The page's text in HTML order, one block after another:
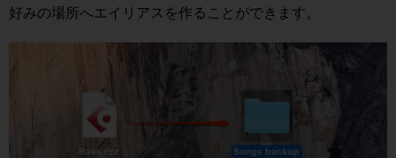
好みの場所へエイリアスを作ることができます。